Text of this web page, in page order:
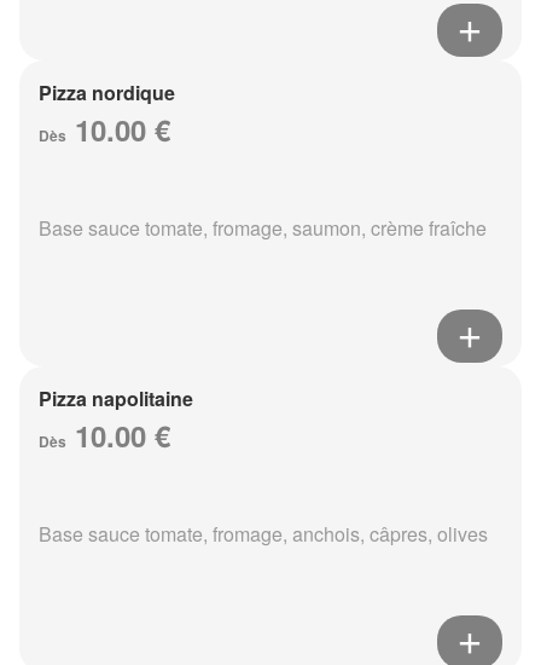
Pizza nordique
Dès 10.00 €
Base sauce tomate, fromage, saumon, crème fraîche
Pizza napolitaine
Dès 10.00 €
Base sauce tomate, fromage, anchois, câpres, olives